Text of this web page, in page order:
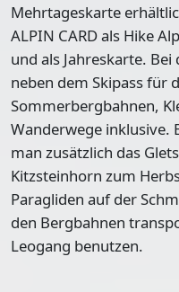
Mehrtageskarte
ALPIN CARD als Hike
und als Jahreskarte. Bei
neben dem Skipass für
Sommerbergbahnen,
Wanderwege inklusive.
man zusätzlich das
Kitzsteinhorn zum
Paragliden auf der
den Bergbahnen
Leogang benutzen.